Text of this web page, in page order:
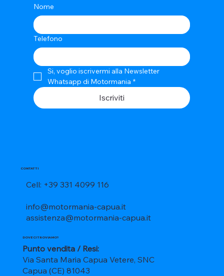
CONTATTI
Cell: +39 331 4099 116
info@motormania-capua.it
assistenza@motormania-capua.it
DOVE CI TROVIAMO?
Punto vendita / Resi:
Via Santa Maria Capua Vetere, SNC
Capua (CE) 81043
Nome
Telefono
Si, voglio iscrivermi alla Newsletter
Whatsapp di Motormania *
Iscriviti